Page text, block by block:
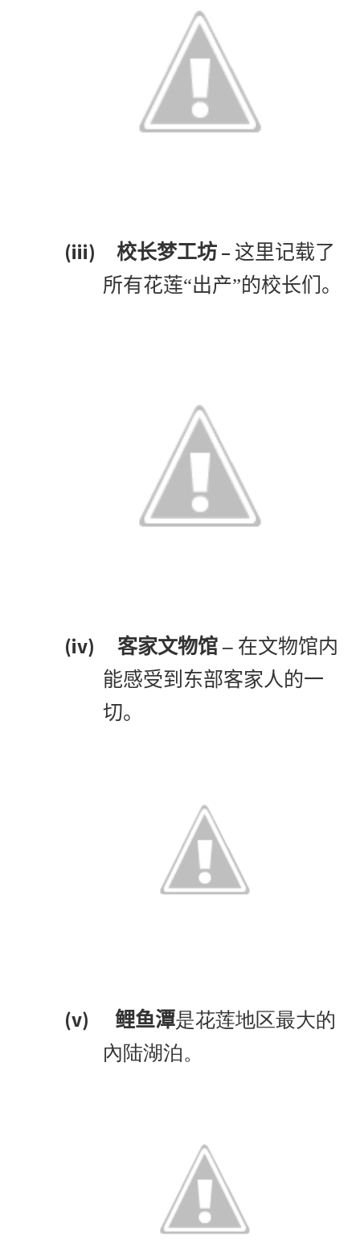
(iii) 校长梦工坊 – 这里记载了
所有花莲“出产”的校长们。
(iv) 客家文物馆 – 在文物馆内
能感受到东部客家人的一
切。
(v) 鲤鱼潭是花莲地区最大的
內陆湖泊。